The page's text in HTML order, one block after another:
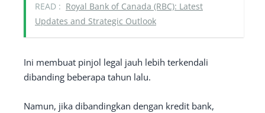
READ : Royal Bank of Canada (RBC): Latest
Updates and Strategic Outlook
Ini membuat pinjol legal jauh lebih terkendali
dibanding beberapa tahun lalu.
Namun, jika dibandingkan dengan kredit bank,